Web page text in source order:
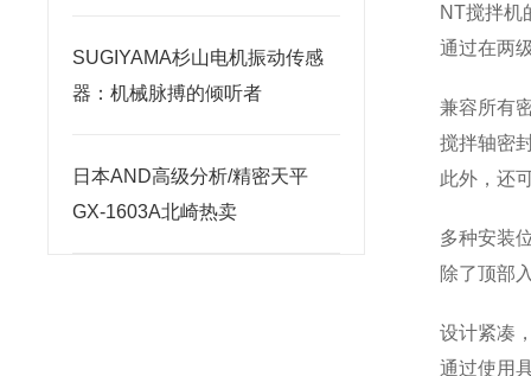
SUGIYAMA杉山电机振动传感
器：机械脉搏的倾听者
日本AND高级分析/精密天平
GX-1603A北崎热卖
NT搅拌机
通过在两
兼容所有
搅拌轴密
此外，还
多种安装
除了顶部
设计紧凑
通过使用